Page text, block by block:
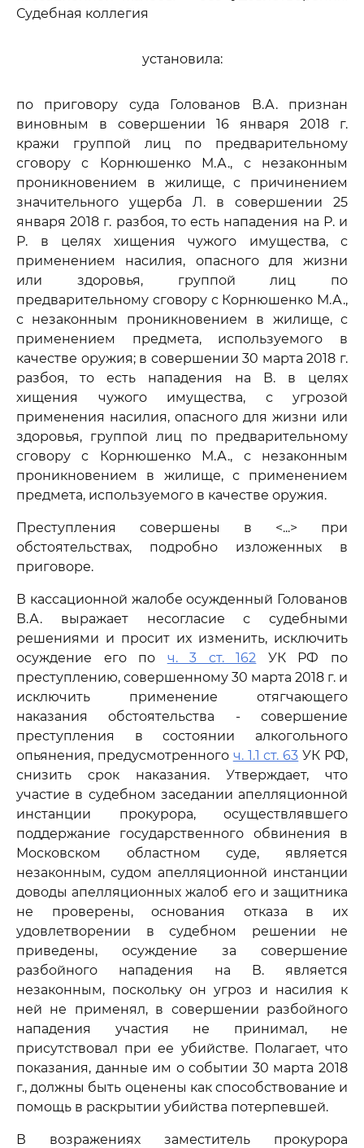
Судебная коллегия
установила:
по приговору суда Голованов В.А. признан
виновным в совершении 16 января 2018 г.
кражи группой лиц по предварительному
сговору с Корнюшенко М.А., с незаконным
проникновением в жилище, с причинением
значительного ущерба Л. в совершении 25
января 2018 г. разбоя, то есть нападения на Р. и
Р. в целях хищения чужого имущества, с
применением насилия, опасного для жизни
или здоровья, группой лиц по
предварительному сговору с Корнюшенко М.А.,
с незаконным проникновением в жилище, с
применением предмета, используемого в
качестве оружия; в совершении 30 марта 2018 г.
разбоя, то есть нападения на В. в целях
хищения чужого имущества, с угрозой
применения насилия, опасного для жизни или
здоровья, группой лиц по предварительному
сговору с Корнюшенко М.А., с незаконным
проникновением в жилище, с применением
предмета, используемого в качестве оружия.
Преступления совершены в <...> при
обстоятельствах, подробно изложенных в
приговоре.
В кассационной жалобе осужденный Голованов
В.А. выражает несогласие с судебными
решениями и просит их изменить, исключить
осуждение его по ч. 3 ст. 162 УК РФ по
преступлению, совершенному 30 марта 2018 г. и
исключить применение отягчающего
наказания обстоятельства - совершение
преступления в состоянии алкогольного
опьянения, предусмотренного ч. 1.1 ст. 63 УК РФ,
снизить срок наказания. Утверждает, что
участие в судебном заседании апелляционной
инстанции прокурора, осуществлявшего
поддержание государственного обвинения в
Московском областном суде, является
незаконным, судом апелляционной инстанции
доводы апелляционных жалоб его и защитника
не проверены, основания отказа в их
удовлетворении в судебном решении не
приведены, осуждение за совершение
разбойного нападения на В. является
незаконным, поскольку он угроз и насилия к
ней не применял, в совершении разбойного
нападения участия не принимал, не
присутствовал при ее убийстве. Полагает, что
показания, данные им о событии 30 марта 2018
г., должны быть оценены как способствование и
помощь в раскрытии убийства потерпевшей.
В возражениях заместитель прокурора